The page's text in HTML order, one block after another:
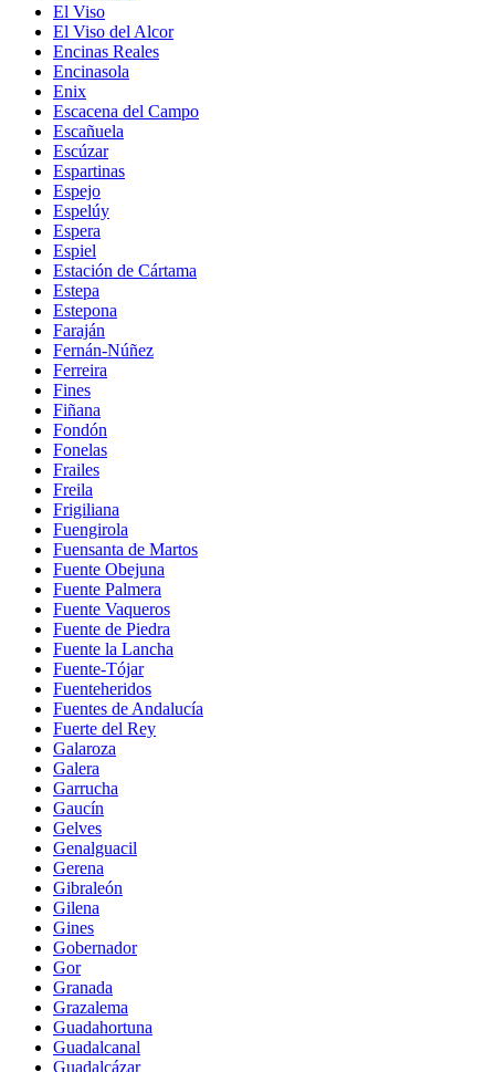
El Viso
El Viso del Alcor
Encinas Reales
Encinasola
Enix
Escacena del Campo
Escañuela
Escúzar
Espartinas
Espejo
Espelúy
Espera
Espiel
Estación de Cártama
Estepa
Estepona
Faraján
Fernán-Núñez
Ferreira
Fines
Fiñana
Fondón
Fonelas
Frailes
Freila
Frigiliana
Fuengirola
Fuensanta de Martos
Fuente Obejuna
Fuente Palmera
Fuente Vaqueros
Fuente de Piedra
Fuente la Lancha
Fuente-Tójar
Fuenteheridos
Fuentes de Andalucía
Fuerte del Rey
Galaroza
Galera
Garrucha
Gaucín
Gelves
Genalguacil
Gerena
Gibraleón
Gilena
Gines
Gobernador
Gor
Granada
Grazalema
Guadahortuna
Guadalcanal
Guadalcázar